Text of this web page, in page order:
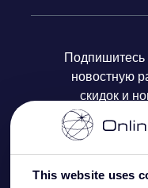
This website uses
Отзывы
Подарочная
Корпоративные
One Million Stars
OSR Starsaver
Платежная
Информация по
Политика
новостную
скидок и